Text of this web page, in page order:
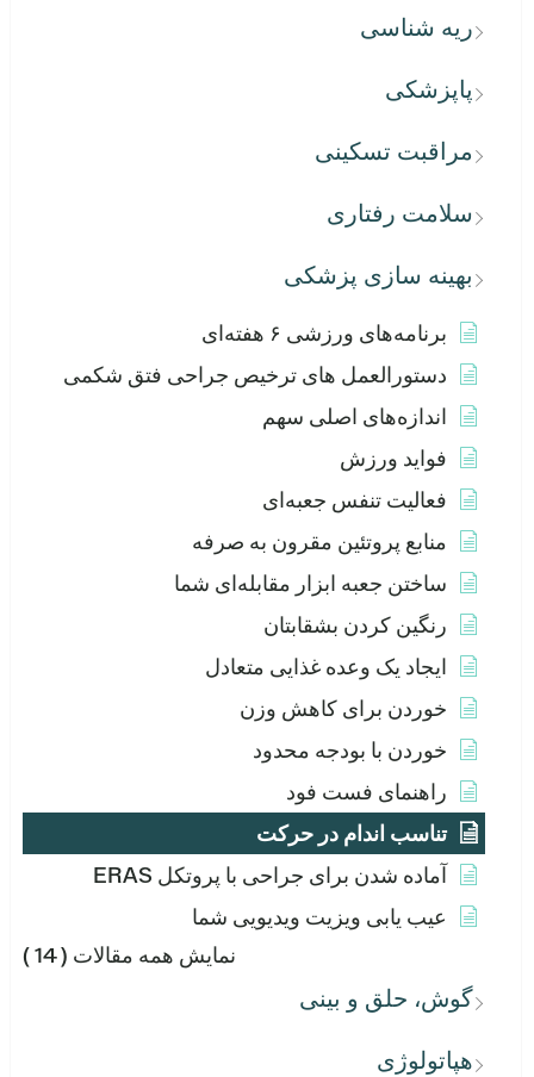
ریه شناسی
پاپزشکی
مراقبت تسکینی
سلامت رفتاری
بهینه سازی پزشکی
برنامه‌های ورزشی ۶ هفته‌ای
دستورالعمل های ترخیص جراحی فتق شکمی
اندازه‌های اصلی سهم
فواید ورزش
فعالیت تنفس جعبه‌ای
منابع پروتئین مقرون به صرفه
ساختن جعبه ابزار مقابله‌ای شما
رنگین کردن بشقابتان
ایجاد یک وعده غذایی متعادل
خوردن برای کاهش وزن
خوردن با بودجه محدود
راهنمای فست فود
تناسب اندام در حرکت
آماده شدن برای جراحی با پروتکل ERAS
عیب یابی ویزیت ویدیویی شما
نمایش همه مقالات ( 14 )
گوش، حلق و بینی
هپاتولوژی